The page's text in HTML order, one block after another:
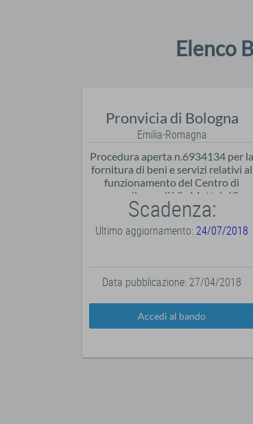
Elenco
Pronvicia di Bologna
Emilia-Romagna
Procedura aperta n.6934134 per la
fornitura di beni e servizi relativi al
funzionamento del Centro di
accoglienza di Via Mattei, 60
Bologna per cittadini
extracomunitari richiedenti asilo
Scadenza:
Ultimo aggiornamento: 24/07/2018
Data pubblicazione: 27/04/2018
Accedi al bando